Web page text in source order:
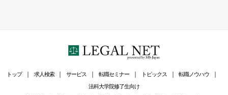
トップ 求人検索 サービス 転職セミナー トピックス
転職ノウハウ
法科大学院修了生向け